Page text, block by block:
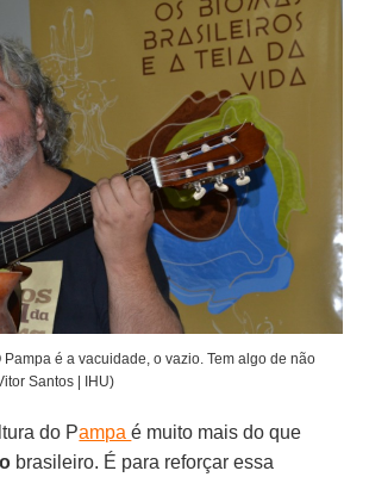
Pampa é a vacuidade, o vazio. Tem algo de não
Santos | IHU)
do Pampaé muito mais do que
brasileiro. É para reforçar essa